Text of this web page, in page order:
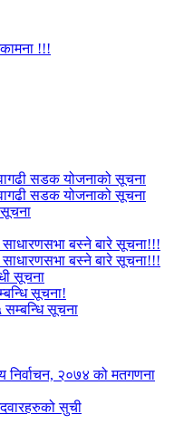
!!!
सडक योजनाको सूचना
सडक योजनाको सूचना
सूचना
बस्ने बारे सूचना!!!
बस्ने बारे सूचना!!!
सूचना
सूचना!
सम्बन्धि सूचना
निर्वाचन, २०७४ को मतगणना
सुची